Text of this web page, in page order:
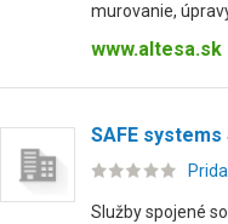
murovanie,
www.altesa.sk
SAFE systems
Služby spojené